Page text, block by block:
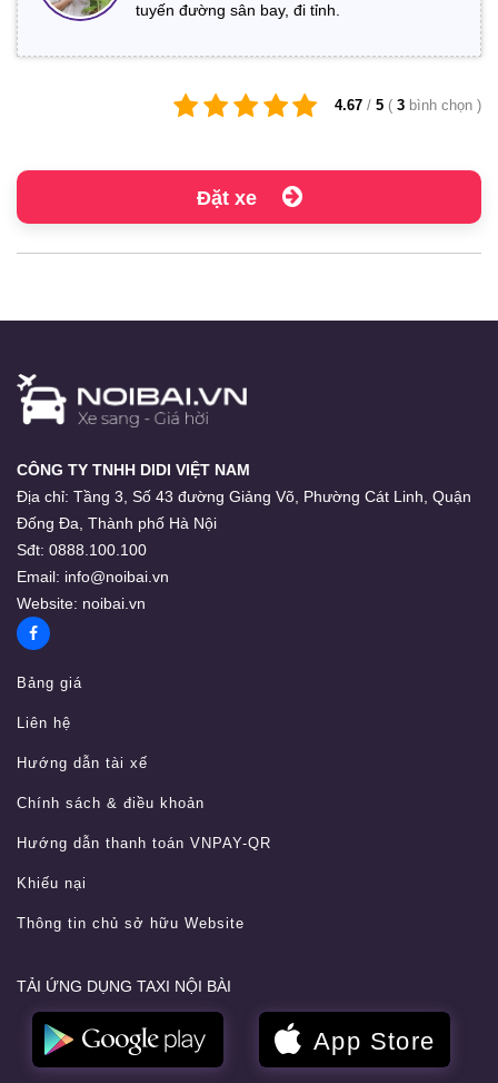
tuyến đường sân bay, đi tỉnh.
4.67 / 5 ( 3 bình chọn )
Đặt xe
CÔNG TY TNHH DIDI VIỆT NAM
Địa chỉ: Tầng 3, Số 43 đường Giảng Võ, Phường Cát Linh, Quận
Đống Đa, Thành phố Hà Nội
Sđt: 0888.100.100
Email: info@noibai.vn
Website: noibai.vn
Bảng giá
Liên hệ
Hướng dẫn tài xế
Chính sách & điều khoản
Hướng dẫn thanh toán VNPAY-QR
Khiếu nại
Thông tin chủ sở hữu Website
TẢI ỨNG DỤNG TAXI NỘI BÀI